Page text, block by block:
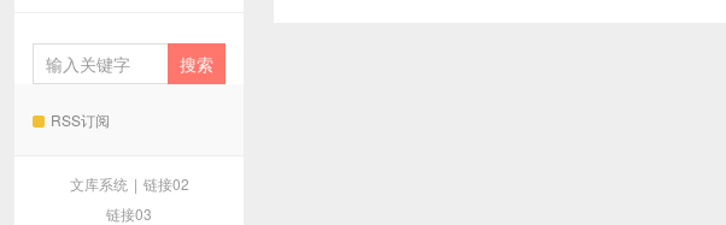
RSS订阅
文库系统 | 链接02
链接03